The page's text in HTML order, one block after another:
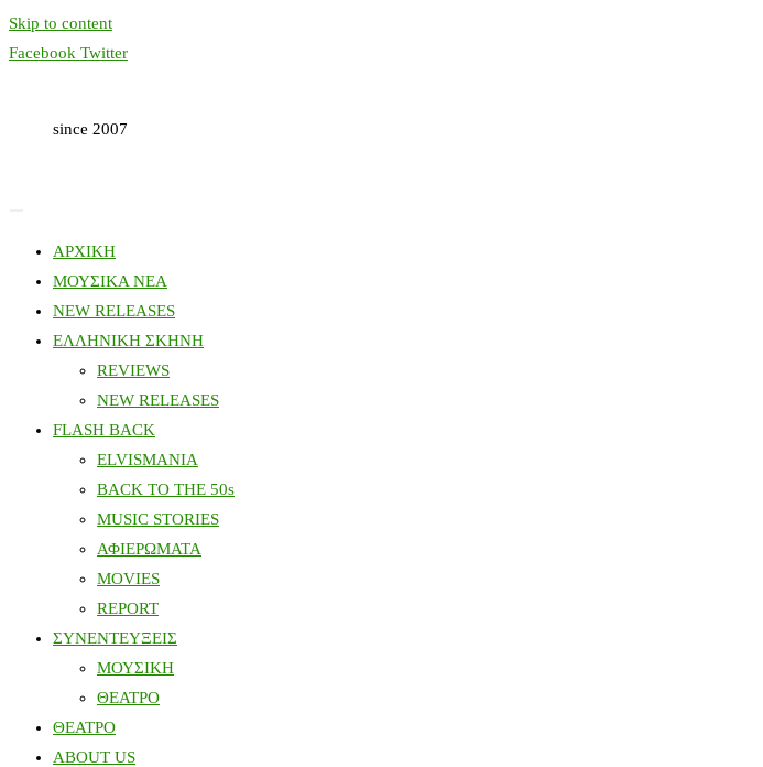
Skip to content
Facebook Twitter
since 2007
ΑΡΧΙΚΗ
ΜΟΥΣΙΚΑ ΝΕΑ
NEW RELEASES
ΕΛΛΗΝΙΚΗ ΣΚΗΝΗ
REVIEWS
NEW RELEASES
FLASH BACK
ELVISMANIA
BACK TO THE 50s
MUSIC STORIES
ΑΦΙΕΡΩΜΑΤΑ
MOVIES
REPORT
ΣΥΝΕΝΤΕΥΞΕΙΣ
ΜΟΥΣΙΚΗ
ΘΕΑΤΡΟ
ΘΕΑΤΡΟ
ABOUT US